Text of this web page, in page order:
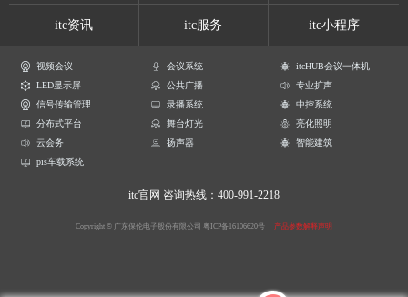
itc资讯 itc服务 itc小程序
视频会议 会议系统
itcHUB会议一体机
LED显示屏
公共广播
专业扩声
信号传输管理
录播系统
中控系统
分布式平台
舞台灯光
亮化照明
云会务
扬声器
智能建筑
pis车载系统
itc官网 咨询热线：400-991-2218
Copyright © 广东保伦电子股份有限公司 粤ICP备16106620号 产品参数解释声明